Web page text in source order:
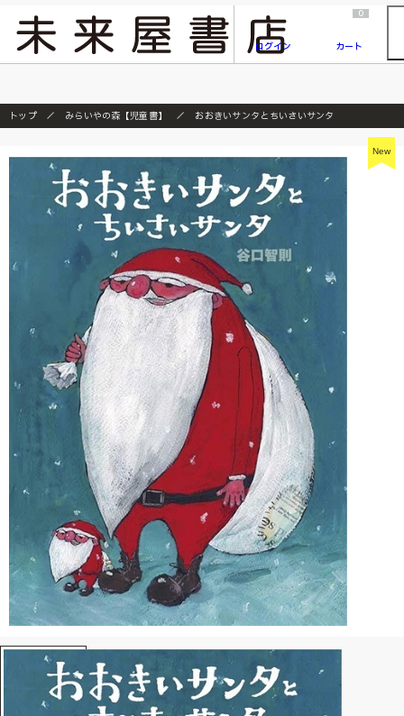
『ONE PIECE magazine 021 ONE PIECEカード付き同梱版』発売延期のご案内
ログイン
0
カート
トップ みらいやの森【児童書】 おおきいサンタとちいさいサンタ
New